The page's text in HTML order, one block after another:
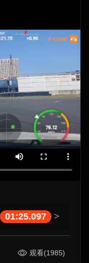
01:25.097 >
观看(1985)